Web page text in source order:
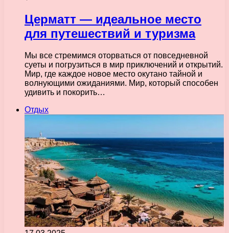
Церматт — идеальное место
для путешествий и туризма
Мы все стремимся оторваться от повседневной
суеты и погрузиться в мир приключений и открытий.
Мир, где каждое новое место окутано тайной и
волнующими ожиданиями. Мир, который способен
удивить и покорить…
Отдых